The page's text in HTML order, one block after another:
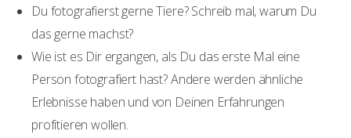
Du fotografierst gerne Tiere? Schreib mal, warum Du
das gerne machst?
Wie ist es Dir ergangen, als Du das erste Mal eine
Person fotografiert hast? Andere werden ähnliche
Erlebnisse haben und von Deinen Erfahrungen
profitieren wollen.